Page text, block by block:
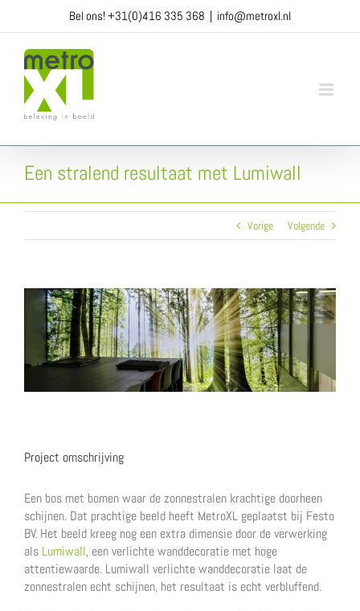
Bel ons!+31(0)416 335 368 | info@metroxl.nl
Een stralend resultaat met Lumiwall
Vorige Volgende
View
Larger
Image
Project omschrijving
Een bos met bomen waar de zonnestralen krachtige doorheen
schijnen. Dat prachtige beeld heeft MetroXL geplaatst bij Festo
BV. Het beeld kreeg nog een extra dimensie door de verwerking
als Lumiwall, een verlichte wanddecoratie met hoge
attentiewaarde. Lumiwall verlichte wanddecoratie laat de
zonnestralen echt schijnen, het resultaat is echt verbluffend.